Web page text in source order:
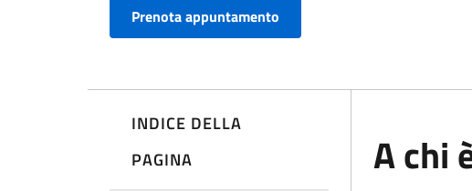
Prenota appuntamento
INDICE DELLA
PAGINA
A chi